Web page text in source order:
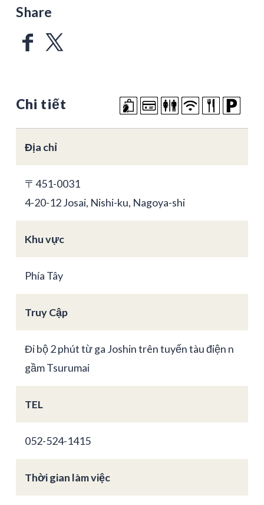
Share
Chi tiết
Địa chỉ
〒451-0031
4-20-12 Josai, Nishi-ku, Nagoya-shi
Khu vực
Phía Tây
Truy Cập
Đi bộ 2 phút từ ga Joshin trên tuyến tàu điện n
gầm Tsurumai
TEL
052-524-1415
Thời gian làm việc